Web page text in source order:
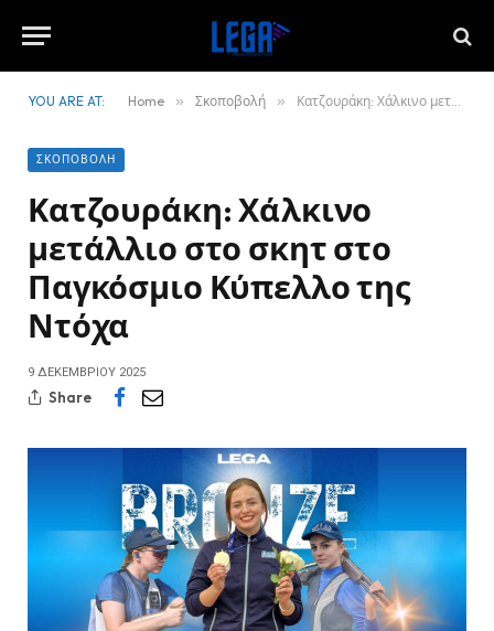
YOU ARE AT: Home » Σκοποβολή » Κατζουράκη: Χάλκινο μετάλλιο στο σκητ στο Παγκόσμιο Κύπελλο της Ντόχα
ΣΚΟΠΟΒΟΛΉ
Κατζουράκη: Χάλκινο
μετάλλιο στο σκητ στο
Παγκόσμιο Κύπελλο της
Ντόχα
9 ΔΕΚΕΜΒΡΊΟΥ 2025
Share